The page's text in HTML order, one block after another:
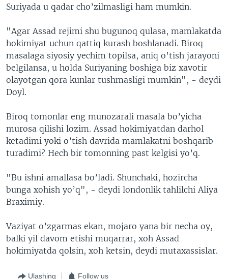
Suriyada u qadar cho’zilmasligi ham mumkin.
"Agar Assad rejimi shu bugunoq qulasa, mamlakatda
hokimiyat uchun qattiq kurash boshlanadi. Biroq
masalaga siyosiy yechim topilsa, aniq o’tish jarayoni
belgilansa, u holda Suriyaning boshiga biz xavotir
olayotgan qora kunlar tushmasligi mumkin", - deydi
Doyl.
Biroq tomonlar eng munozarali masala bo’yicha
murosa qilishi lozim. Assad hokimiyatdan darhol
ketadimi yoki o’tish davrida mamlakatni boshqarib
turadimi? Hech bir tomonning past kelgisi yo’q.
"Bu ishni amallasa bo’ladi. Shunchaki, hozircha
bunga xohish yo’q", - deydi londonlik tahlilchi Aliya
Braximiy.
Vaziyat o’zgarmas ekan, mojaro yana bir necha oy,
balki yil davom etishi muqarrar, xoh Assad
hokimiyatda qolsin, xoh ketsin, deydi mutaxassislar.
Ulashing Follow us